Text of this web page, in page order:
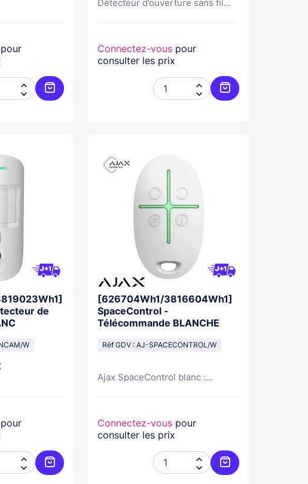


Ajouter au panier
Détecteur d’ouverture sans fil...
Connectez-vous pour
consulter les prix


Ajouter au panier
de
W


Ajouter au panier
[626704Wh1/3816604Wh1]
SpaceControl -
Télécommande BLANCHE
Réf GDV : AJ-SPACECONTROL/W
Ajax SpaceControl blanc :...
Connectez-vous pour
consulter les prix


Ajouter au panier